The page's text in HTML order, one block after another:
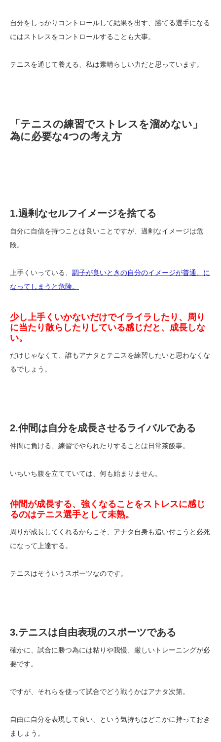
自分をしっかりコントロールして結果を出す、勝てる選手になる
にはストレスをコントロールすることも大事。
テニスを通じて養える、私は素晴らしい力だと思っています。
「テニスの練習でストレスを溜めない」
為に必要な4つの考え方
1.過剰なセルフイメージを捨てる
自分に自信を持つことは良いことですが、過剰なイメージは危
険。
上手くいっている、 調子が良いときの自分のイメージが普通、に
なってしまうと危険。
少し上手くいかないだけでイライラしたり、周り
に当たり散らしたりしている感じだと、成長しな
い。
だけじゃなくて、誰もアナタとテニスを練習したいと思わなくな
るでしょう。
2.仲間は自分を成長させるライバルである
仲間に負ける、練習でやられたりすることは日常茶飯事。
いちいち腹を立てていては、何も始まりません。
仲間が成長する、強くなることをストレスに感じ
るのはテニス選手として未熟。
周りが成長してくれるからこそ、アナタ自身も追い付こうと必死
になって上達する。
テニスはそういうスポーツなのです。
3.テニスは自由表現のスポーツである
確かに、試合に勝つ為には粘りや我慢、厳しいトレーニングが必
要です。
ですが、それらを使って試合でどう戦うかはアナタ次第。
自由に自分を表現して良い、という気持ちはどこかに持っておき
ましょう。